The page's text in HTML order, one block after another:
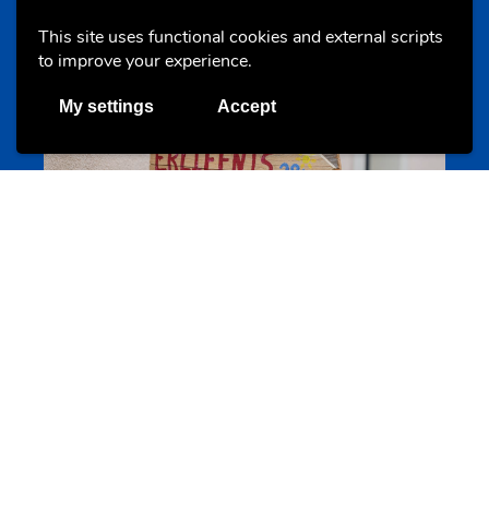
This site uses functional cookies and external scripts
to improve your experience.
My settings Accept
Camps et colonies